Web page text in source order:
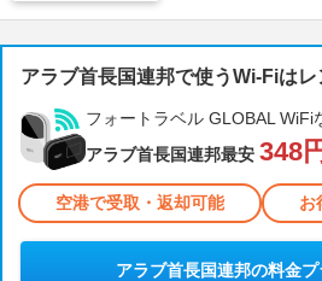
アラブ首長国連邦で使うWi-Fiは
フォートラベル GLOBAL WiFi
アラブ首長国連邦最安 348
空港で受取・返却可能 お
アラブ首長国連邦の料金